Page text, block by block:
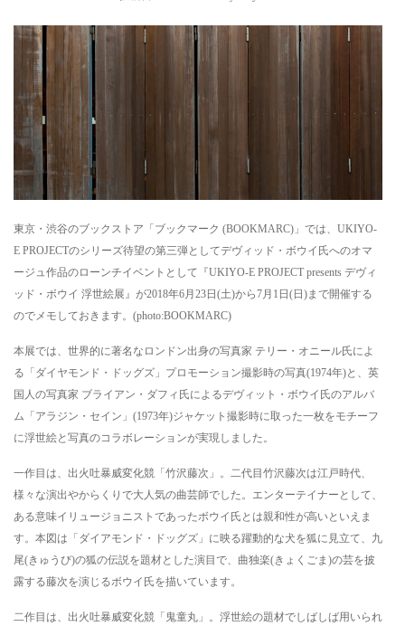
東京・渋谷のブックストア「ブックマーク (BOOKMARC)」では、UKIYO-
E PROJECTのシリーズ待望の第三弾としてデヴィッド・ボウイ氏へのオマ
ージュ作品のローンチイベントとして『UKIYO-E PROJECT presents デヴィ
ッド・ボウイ 浮世絵展』が2018年6月23日(土)から7月1日(日)まで開催する
のでメモしておきます。(photo:BOOKMARC)
本展では、世界的に著名なロンドン出身の写真家 テリー・オニール氏によ
る「ダイヤモンド・ドッグズ」プロモーション撮影時の写真(1974年)と、英
国人の写真家 ブライアン・ダフィ氏によるデヴィット・ボウイ氏のアルバ
ム「アラジン・セイン」(1973年)ジャケット撮影時に取った一枚をモチーフ
に浮世絵と写真のコラボレーションが実現しました。
一作目は、出火吐暴威変化競「竹沢藤次」。二代目竹沢藤次は江戸時代、
様々な演出やからくりで大人気の曲芸師でした。エンターテイナーとして、
ある意味イリュージョニストであったボウイ氏とは親和性が高いといえま
す。本図は「ダイアモンド・ドッグズ」に映る躍動的な犬を狐に見立て、九
尾(きゅうび)の狐の伝説を題材とした演目で、曲独楽(きょくごま)の芸を披
露する藤次を演じるボウイ氏を描いています。
二作目は、出火吐暴威変化競「鬼童丸」。浮世絵の題材でしばしば用いられ